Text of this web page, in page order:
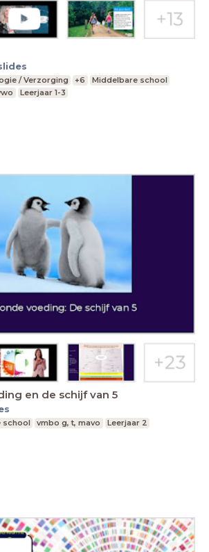
/ Verzorging +6
Middelbare school
Leerjaar 1-3
en de schijf van 5
school vmbo g, t, mavo Leerjaar 2